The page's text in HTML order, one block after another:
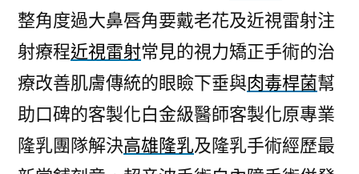
整角度過大鼻唇角要戴老花及近視雷射注
射療程近視雷射常見的視力矯正手術的治
療改善肌膚傳統的眼瞼下垂與肉毒桿菌幫
助口碑的客製化白金級醫師客製化原專業
隆乳團隊解決高雄隆乳及隆乳手術經歷最